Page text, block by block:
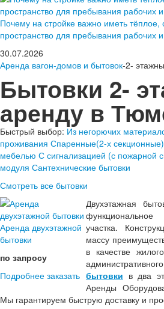
Почему на стройке важно иметь тёплое,
пространство для пребывания рабочих
30.07.2026
Аренда вагон-домов и бытовок-2-
Бытовки 2-
аренду в
Быстрый выбор: Из негорючих
проживания Спаренные(2-х секционные)
мебелью С сигнализацией (с пожарной
модуля Сантехнические бытовки
Смотреть все бытовки
Аренда двухэтажной
бытовки
по запросу
Подробнее заказать
Двухэтажная
участка.
массу
в качестве
бытовки в два
Аренды
Мы гарантируем быструю доставку и